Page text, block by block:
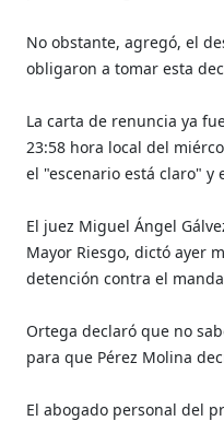
No obstante, agregó, el
obligaron a tomar esta
La carta de renuncia ya
23:58 hora local del
el "escenario está claro" y
El juez Miguel Ángel
Mayor Riesgo, dictó ayer
detención contra el
Ortega declaró que no
para que Pérez Molina
El abogado personal del